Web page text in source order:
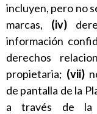
incluyen, pero no
marcas, (iv)
información
derechos
propietaria; (vii)
de pantalla de la
a través de la